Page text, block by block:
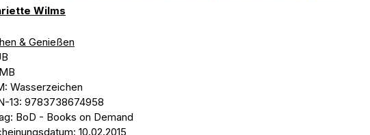
Wilms
& Genießen
Wasserzeichen
13: 9783738674958
BoD - Books on Demand
10.02.2015